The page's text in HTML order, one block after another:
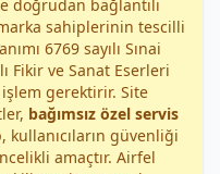
doğrudan bağlantılı
sahiplerinin tescilli
6769 sayılı Sınai
Fikir ve Sanat Eserleri
gerektirir. Site
bağımsız özel servis
güvenliği
amaçtır. Airfel